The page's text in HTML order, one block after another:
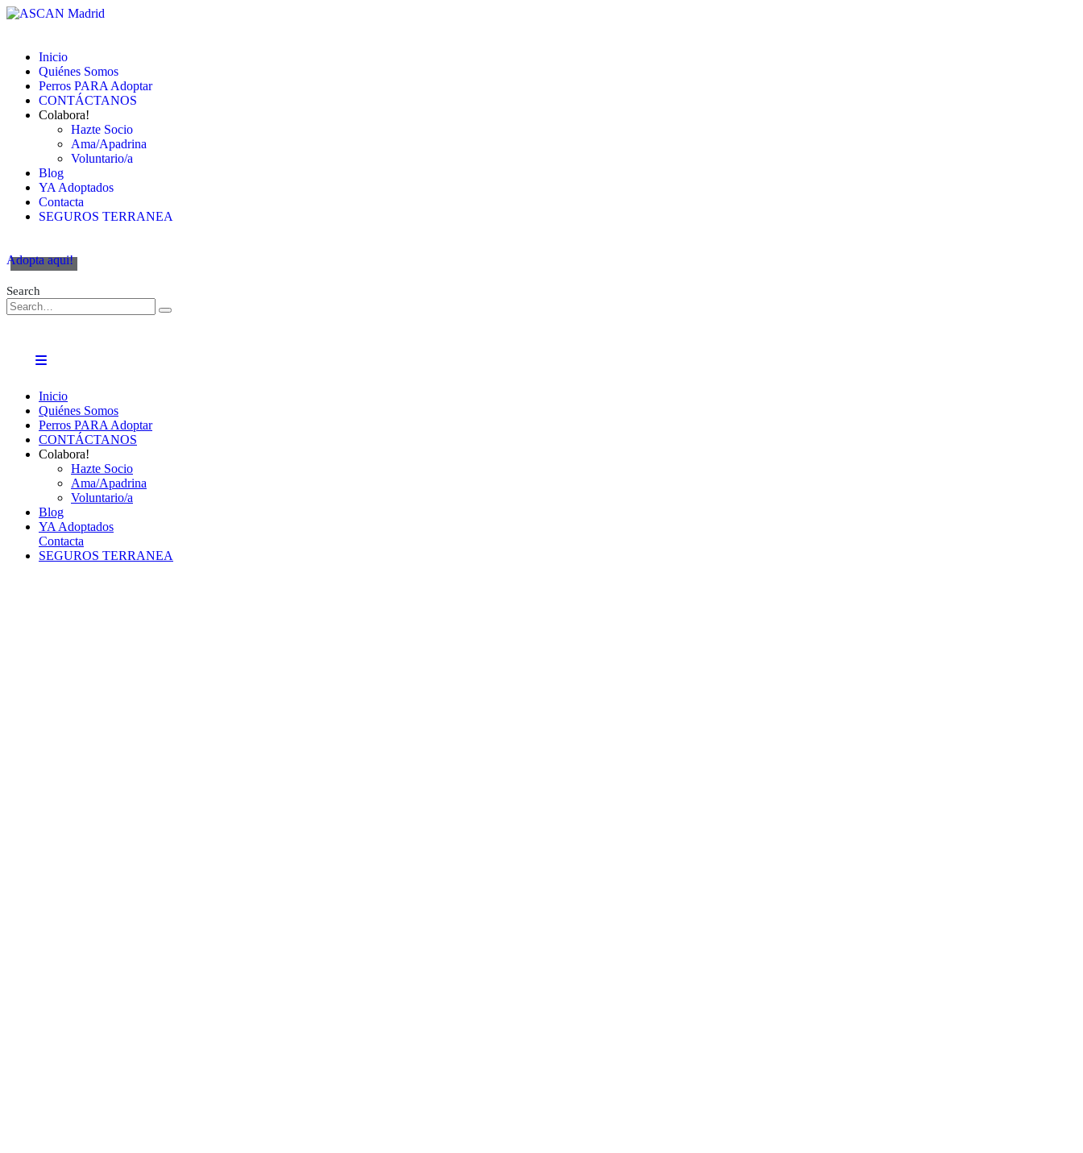
Inicio
Quiénes Somos
Perros PARA Adoptar
CONTÁCTANOS
Colabora!
Hazte Socio
Ama/Apadrina
Voluntario/a
Blog
YA Adoptados
Contacta
SEGUROS TERRANEA
Adopta aqui!
Search
Inicio
Quiénes Somos
Perros PARA Adoptar
CONTÁCTANOS
Colabora!
Hazte Socio
Ama/Apadrina
Voluntario/a
Blog
YA Adoptados
Contacta
SEGUROS TERRANEA